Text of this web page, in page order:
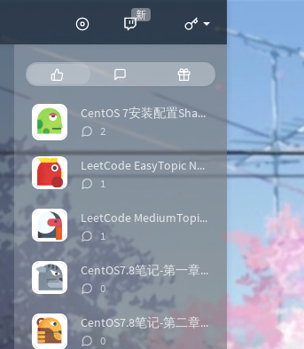
新
门
文
新
评
随
机
文CentOS 7安装配置Shadowsocks客户端
评
数：
2
LeetCode EasyTopic Notes3
评
数：
1
LeetCode MediumTopic Notes4
评
数：
1
CentOS7.8笔记-第一章٩(๑❛ᴗ❛๑)۶
评
论
数：
0
CentOS7.8笔记-第二章ヾ(@^▽^@)ノ
评
0